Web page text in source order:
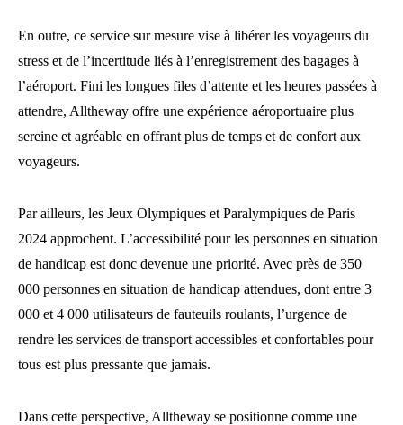
En outre, ce service sur mesure vise à libérer les voyageurs du
stress et de l’incertitude liés à l’enregistrement des bagages à
l’aéroport. Fini les longues files d’attente et les heures passées à
attendre, Alltheway offre une expérience aéroportuaire plus
sereine et agréable en offrant plus de temps et de confort aux
voyageurs.
Par ailleurs, les Jeux Olympiques et Paralympiques de Paris
2024 approchent. L’accessibilité pour les personnes en situation
de handicap est donc devenue une priorité. Avec près de 350
000 personnes en situation de handicap attendues, dont entre 3
000 et 4 000 utilisateurs de fauteuils roulants, l’urgence de
rendre les services de transport accessibles et confortables pour
tous est plus pressante que jamais.
Dans cette perspective, Alltheway se positionne comme une